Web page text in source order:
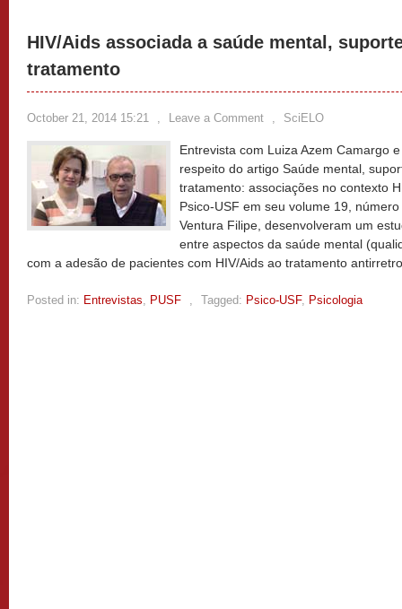
HIV/Aids associada a saúde mental,
tratamento
October 21, 2014 15:21 , Leave a Comment , SciELO
Entrevista com Luiza Azem Camargo
respeito do artigo Saúde mental,
tratamento: associações no contexto
Psico-USF em seu volume 19,
Ventura Filipe, desenvolveram um
entre aspectos da saúde mental
com a adesão de pacientes com HIV/Aids ao tratamento
Posted in: Entrevistas, PUSF , Tagged: Psico-USF, Psicologia